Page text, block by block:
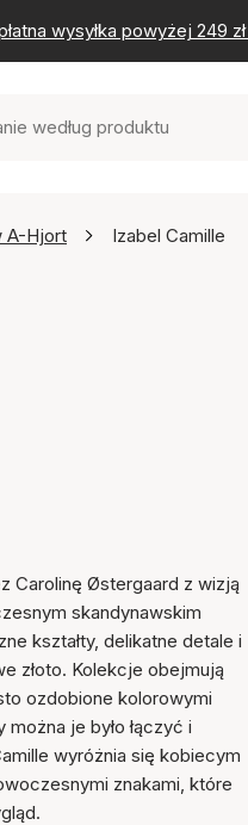
wysyłka powyżej 249 zł
A-Hjort Izabel Camille
Carolinę Østergaard z wizją
skandynawskim
kształty, delikatne detale i
złoto. Kolekcje obejmują
ozdobione kolorowymi
je było łączyć i
wyróżnia się kobiecym
znakami, które